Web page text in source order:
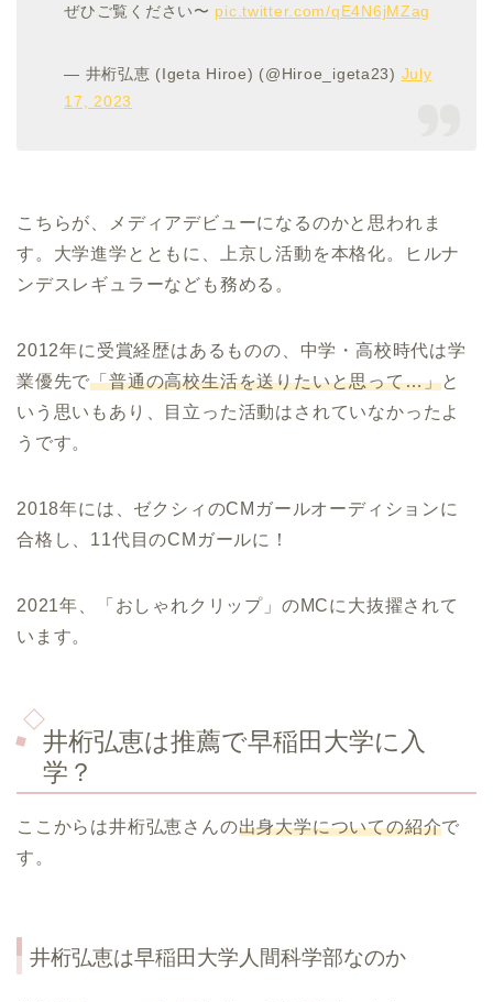
ぜひご覧ください〜 pic.twitter.com/qE4N6jMZag
— 井桁弘恵 (Igeta Hiroe) (@Hiroe_igeta23) July
17, 2023
こちらが、メディアデビューになるのかと思われま
す。大学進学とともに、上京し活動を本格化。ヒルナ
ンデスレギュラーなども務める。
2012年に受賞経歴はあるものの、中学・高校時代は学
業優先で「普通の高校生活を送りたいと思って…」と
いう思いもあり、目立った活動はされていなかったよ
うです。
2018年には、ゼクシィのCMガールオーディションに
合格し、11代目のCMガールに！
2021年、「おしゃれクリップ」のMCに大抜擢されて
います。
井桁弘恵は推薦で早稲田大学に入
学？
ここからは井桁弘恵さんの出身大学についての紹介で
す。
井桁弘恵は早稲田大学人間科学部なのか